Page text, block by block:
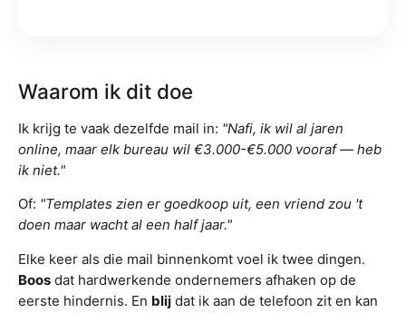
Waarom ik dit doe
Ik krijg te vaak dezelfde mail in: "Nafi, ik wil al jaren
online, maar elk bureau wil €3.000-€5.000 vooraf — heb
ik niet."
Of: "Templates zien er goedkoop uit, een vriend zou 't
doen maar wacht al een half jaar."
Elke keer als die mail binnenkomt voel ik twee dingen.
Boos dat hardwerkende ondernemers afhaken op de
eerste hindernis. En blij dat ik aan de telefoon zit en kan